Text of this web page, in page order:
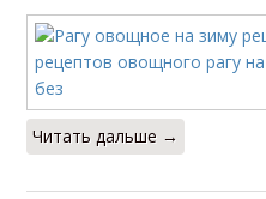
Читать дальше →